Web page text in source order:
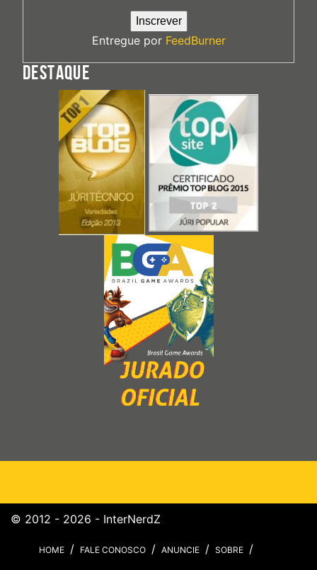
Entregue por FeedBurner
DESTAQUE
© 2012 - 2026 - InterNerdZ
HOME FALE CONOSCO ANUNCIE SOBRE